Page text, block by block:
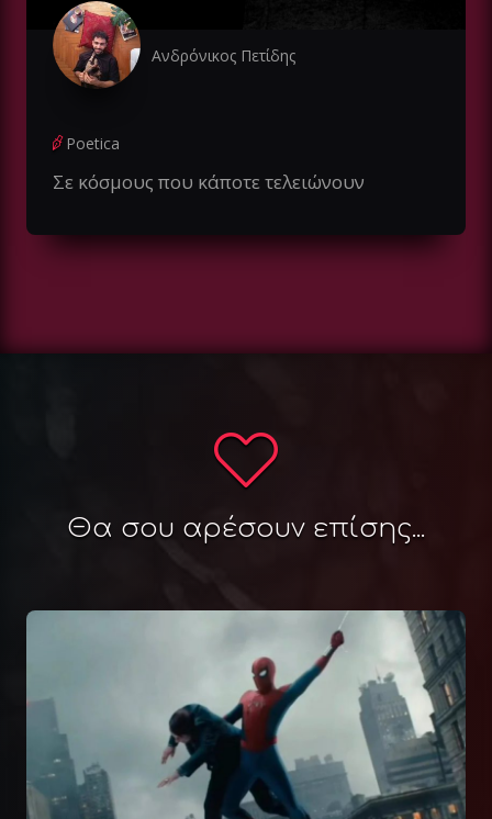
Ανδρόνικος Πετίδης
Poetica
Σε κόσμους που κάποτε τελειώνουν
Θα σου αρέσουν επίσης...